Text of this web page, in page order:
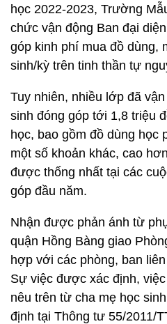
học 2022-2023, Trường
chức vận động Ban đại
góp kinh phí mua đồ dùng,
sinh/kỳ trên tinh thần tự
Tuy nhiên, nhiều lớp đã
sinh đóng góp tới 1,8 triệu
học, bao gồm đồ dùng học
một số khoản khác, cao
được thống nhất tại các
góp đầu năm.
Nhận được phản ánh từ
quận Hồng Bàng giao
hợp với các phòng, ban
Sự việc được xác định,
nêu trên từ cha mẹ học
định tại Thông tư 55/2011/